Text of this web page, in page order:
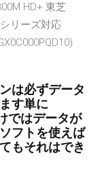
HD+ 東芝
リーズ対応
は必ずデータ
す単に
ではデータが
フトを使えば
もそれはでき